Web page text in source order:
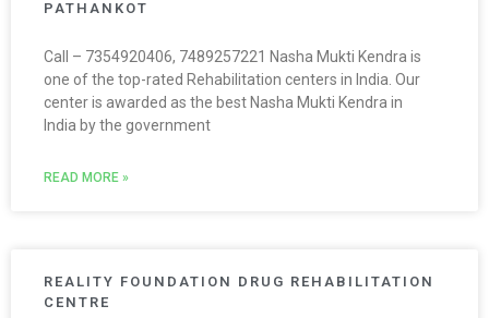
PATHANKOT
Call – 7354920406, 7489257221 Nasha Mukti Kendra is
one of the top-rated Rehabilitation centers in India. Our
center is awarded as the best Nasha Mukti Kendra in
India by the government
READ MORE »
REALITY FOUNDATION DRUG REHABILITATION
CENTRE